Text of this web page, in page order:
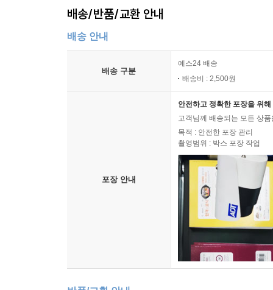
배송/반품/교환 안내
배송 안내
배송 구분
예스24 배송
배송비 : 2,500원
포장 안내
안전하고 정확한 포장을 위
고객님께 배송되는 모든 상
목적 : 안전한 포장 관리
촬영범위 : 박스 포장 작업